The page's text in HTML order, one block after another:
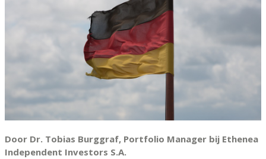
Door Dr. Tobias Burggraf, Portfolio Manager bij Ethenea
Independent Investors S.A.